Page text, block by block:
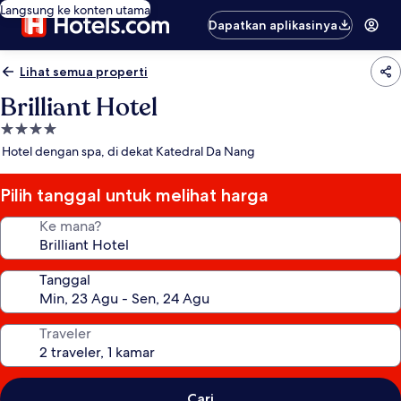
Langsung ke konten utama
Dapatkan aplikasinya
Lihat semua properti
Brilliant Hotel
Properti
bintang
Hotel dengan spa, di dekat Katedral Da Nang
Pilih tanggal untuk melihat harga
Ke mana?
Tanggal
Traveler